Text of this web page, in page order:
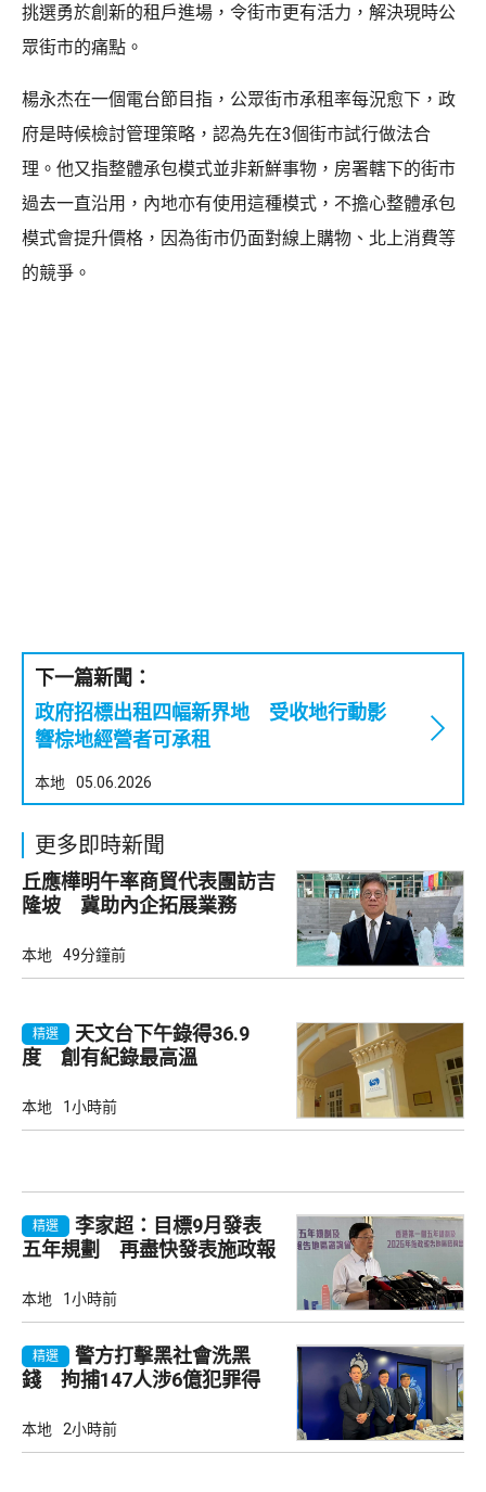
挑選勇於創新的租戶進場，令街市更有活力，解決現時公
眾街市的痛點。
楊永杰在一個電台節目指，公眾街市承租率每況愈下，政
府是時候檢討管理策略，認為先在3個街市試行做法合
理。他又指整體承包模式並非新鮮事物，房署轄下的街市
過去一直沿用，內地亦有使用這種模式，不擔心整體承包
模式會提升價格，因為街市仍面對線上購物、北上消費等
的競爭。
下一篇新聞：
政府招標出租四幅新界地 受收地行動影
響棕地經營者可承租
本地 05.06.2026
更多即時新聞
丘應樺明午率商貿代表團訪吉
隆坡 冀助內企拓展業務
本地 49分鐘前
精選
天文台下午錄得36.9
度 創有紀錄最高溫
本地 1小時前
精選
李家超：目標9月發表
五年規劃 再盡快發表施政報
本地 1小時前
精選
警方打擊黑社會洗黑
錢 拘捕147人涉6億犯罪得
本地 2小時前